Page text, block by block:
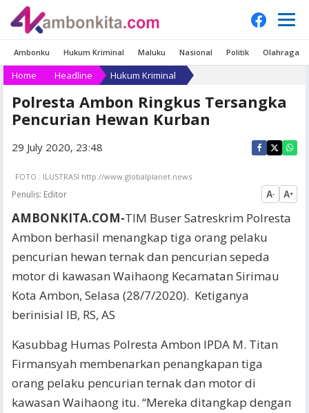
Ambonku Hukum Kriminal Maluku Nasional Politik Olahraga
Home Headline Hukum Kriminal
Polresta Ambon Ringkus Tersangka
Pencurian Hewan Kurban
29 July 2020, 23:48
FOTO : ILUSTRASI http://www.globalplanet.news
Penulis: Editor A- A+
AMBONKITA.COM-TIM Buser Satreskrim Polresta
Ambon berhasil menangkap tiga orang pelaku
pencurian hewan ternak dan pencurian sepeda
motor di kawasan Waihaong Kecamatan Sirimau
Kota Ambon, Selasa (28/7/2020). Ketiganya
berinisial IB, RS, AS
Kasubbag Humas Polresta Ambon IPDA M. Titan
Firmansyah membenarkan penangkapan tiga
orang pelaku pencurian ternak dan motor di
kawasan Waihaong itu. “Mereka ditangkap dengan